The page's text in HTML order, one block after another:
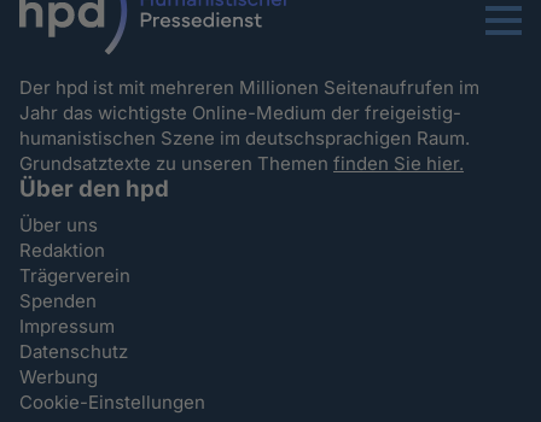
Menu
Der hpd ist mit mehreren Millionen Seitenaufrufen im
Jahr das wichtigste Online-Medium der freigeistig-
humanistischen Szene im deutschsprachigen Raum.
Grundsatztexte zu unseren Themenfinden Sie hier.
Über den hpd
Über uns
Redaktion
Trägerverein
Spenden
Impressum
Datenschutz
Werbung
Cookie-Einstellungen